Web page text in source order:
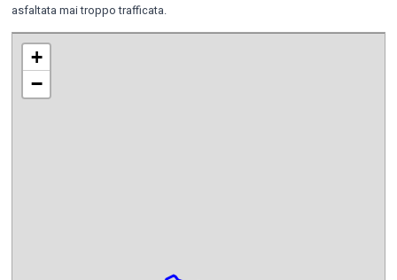
asfaltata mai troppo trafficata.
+
−